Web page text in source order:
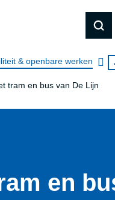
& openbare werken
tram en bus van De Lijn
en